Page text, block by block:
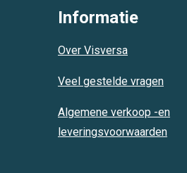
e
b
o
k
t
s
A
p
a
Informatie
Over Visversa
Veel gestelde vragen
Algemene verkoop -en
leveringsvoorwaarden